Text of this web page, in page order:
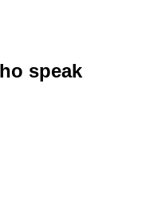
speak